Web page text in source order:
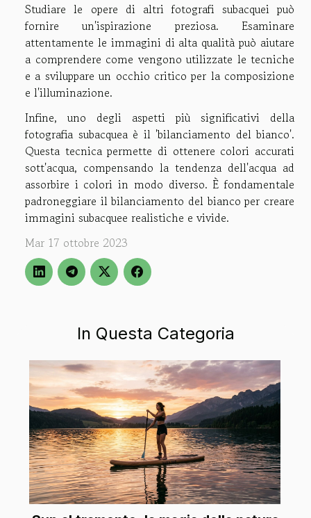
In Questa Categoria
Studiare le opere di altri fotografi subacquei può
fornire un'ispirazione preziosa. Esaminare
attentamente le immagini di alta qualità può aiutare
a comprendere come vengono utilizzate le tecniche
e a sviluppare un occhio critico per la composizione
e l'illuminazione.
Infine, uno degli aspetti più significativi della
fotografia subacquea è il 'bilanciamento del bianco'.
Questa tecnica permette di ottenere colori accurati
sott'acqua, compensando la tendenza dell'acqua ad
assorbire i colori in modo diverso. È fondamentale
padroneggiare il bilanciamento del bianco per creare
immagini subacquee realistiche e vivide.
Mar 17 ottobre 2023